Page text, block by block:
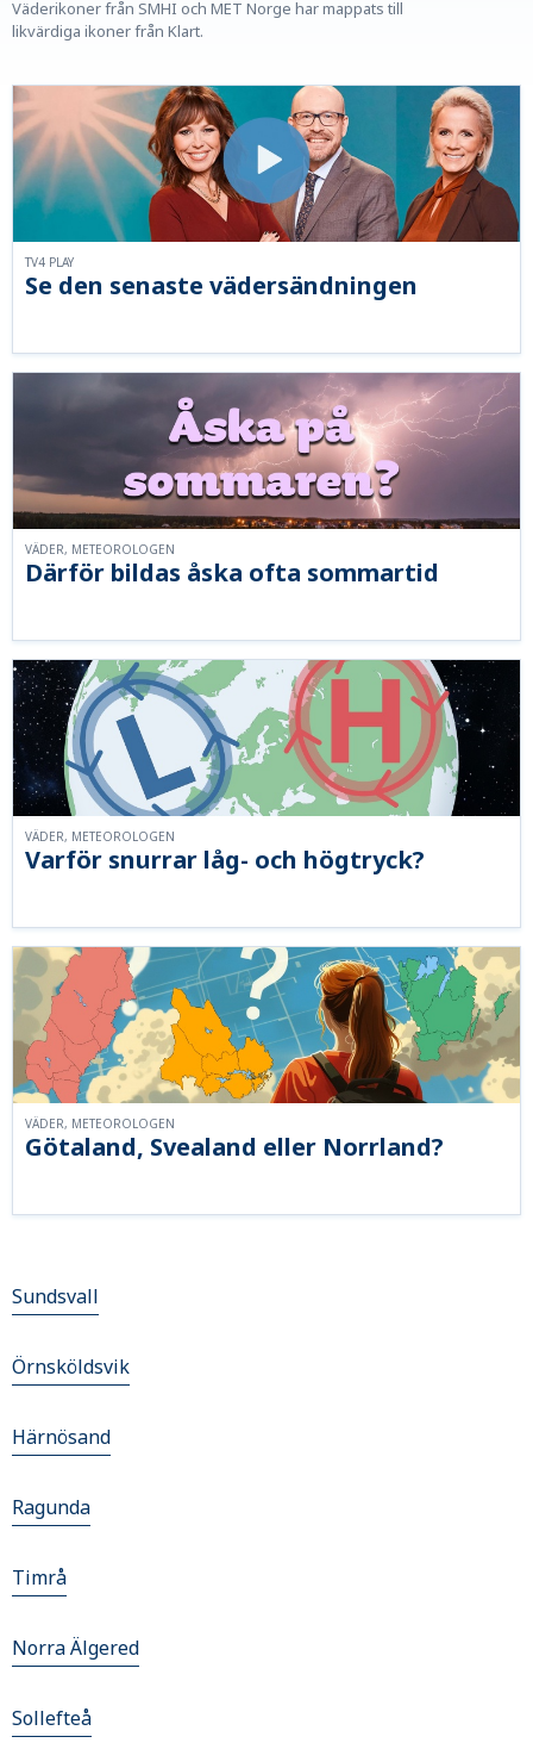
Väderikoner från SMHI och MET Norge har mappats till
likvärdiga ikoner från Klart.
Se den senaste vädersändningen
TV4 PLAY
Därför bildas åska ofta sommartid
VÄDER, METEOROLOGEN
Varför snurrar låg- och högtryck?
VÄDER, METEOROLOGEN
Götaland, Svealand eller Norrland?
VÄDER, METEOROLOGEN
Sundsvall
Örnsköldsvik
Härnösand
Ragunda
Timrå
Norra Älgered
Sollefteå